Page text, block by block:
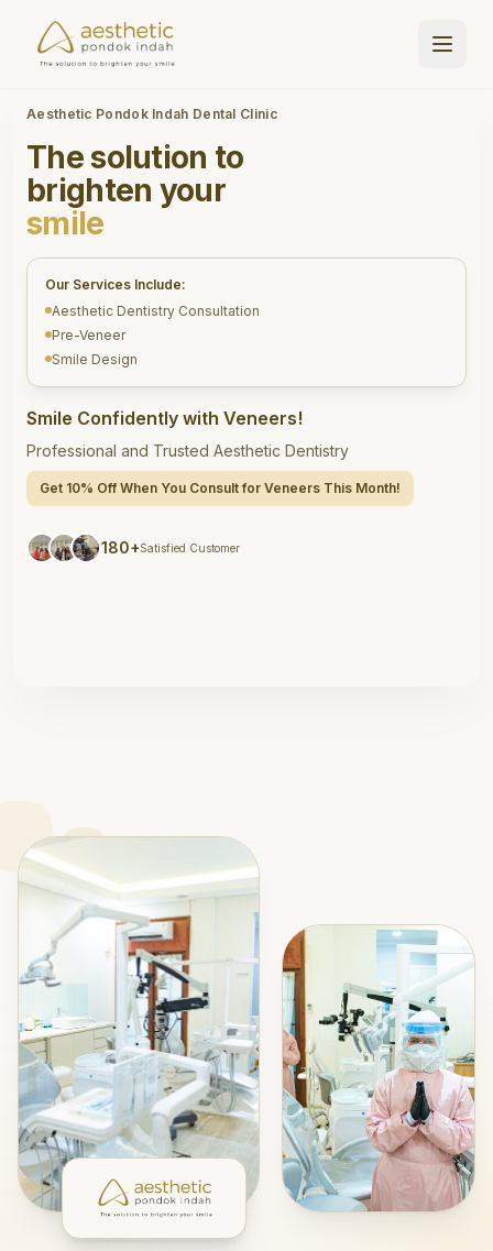
Aesthetic Pondok Indah Dental Clinic
The solution to
brighten your
smile
Our Services Include:
Aesthetic Dentistry Consultation
Pre-Veneer
Smile Design
Smile Confidently with Veneers!
Professional and Trusted Aesthetic Dentistry
Get 10% Off When You Consult for Veneers This Month!
180+Satisfied Customer